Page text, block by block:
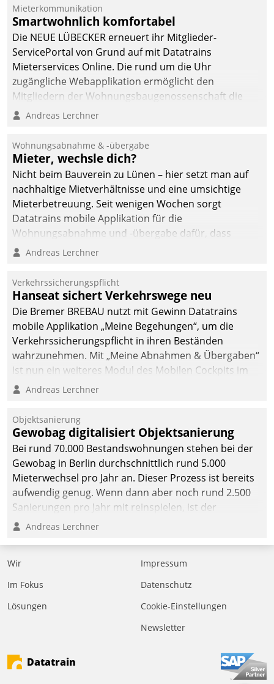
Dialogführung ermöglicht
dem externen
Serviceteam, Anrufe von
Mietenden zügiger und
effizienter zu bearbeiten.
Mieterkommunikation
Smartwohnlich komfortabel
Die NEUE LÜBECKER erneuert ihr Mitglieder-
ServicePortal von Grund auf mit Datatrains
Mieterservices Online. Die rund um die Uhr
zugängliche Webapplikation ermöglicht den
Mitgliedern der Wohnungs­bau­genossenschaft die
Kontaktaufnahme per Smartphone, Tablet oder PC.
Andreas Lerchner
Wohnungsabnahme & -übergabe
Mieter, wechsle dich?
Nicht beim Bauverein zu Lünen – hier setzt man auf
nachhaltige Mietverhältnisse und eine umsichtige
Mieterbetreuung. Seit wenigen Wochen sorgt
Datatrains mobile Applikation für die
Wohnungsabnahme und -übergabe dafür, dass
Mieter wohlgeordnet kommen und, so es sein muss,
Andreas Lerchner
Verkehrssicherungspflicht
Hanseat sichert Verkehrswege neu
Die Bremer BREBAU nutzt mit Gewinn Datatrains
mobile Applikation „Meine Begehungen“, um die
Verkehrssicherungspflicht in ihren Beständen
wahrzunehmen. Mit „Meine Abnahmen & Übergaben“
ist nun ein weiteres Modul des Mobilen Cockpits im
Einsatz.
Andreas Lerchner
Objektsanierung
Gewobag digitalisiert Objektsanierung
Bei rund 70.000 Bestandswohnungen stehen bei der
Gewobag in Berlin durchschnittlich rund 5.000
Mieterwechsel pro Jahr an. Dieser Prozess ist bereits
aufwendig genug. Wenn dann aber noch rund 2.500
Sanierungen pro Jahr mit reinspielen, ist der
Betreuungs- und Organisationsaufwand immens. Im
gemeinsam mit der Berliner Datatrain GmbH den
Teilprozess der Objektsanierung digitalisiert.
Andreas Lerchner
Wir
Im Fokus
Lösungen
Impressum
Datenschutz
Cookie-Einstellungen
Newsletter
Datatrain